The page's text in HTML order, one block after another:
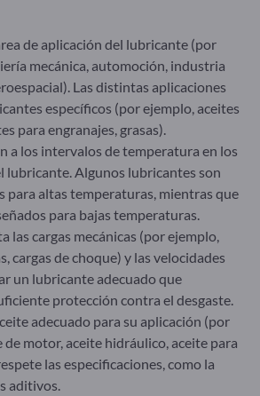
de aplicación del lubricante (por
mecánica, automoción, industria
Las distintas aplicaciones
específicos (por ejemplo, aceites
para engranajes, grasas).
a los intervalos de temperatura en los
lubricante. Algunos lubricantes son
para altas temperaturas, mientras que
para bajas temperaturas.
las cargas mecánicas (por ejemplo,
cargas de choque) y las velocidades
un lubricante adecuado que
protección contra el desgaste.
adecuado para su aplicación (por
de motor, aceite hidráulico, aceite para
las especificaciones, como la
aditivos.